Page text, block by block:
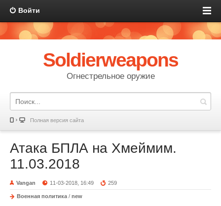
Войти
Soldierweapons
Огнестрельное оружие
Полная версия сайта
Атака БПЛА на Хмеймим.
11.03.2018
Vangan 11-03-2018, 16:49 259
Военная политика / new